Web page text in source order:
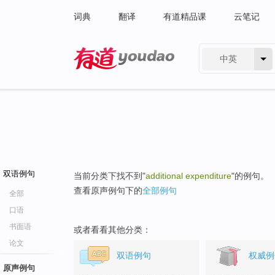
词典 翻译 有道精品课 云笔记
中英
双语例句
全部
口语
书面语
论文
原声例句
当前分类下找不到"additional expenditure"的例句。
查看原声例句下的全部例句
或者看看其他分类：
双语例句 权威